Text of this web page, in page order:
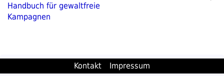
Handbuch für gewaltfreie
Kampagnen
Kontakt Impressum